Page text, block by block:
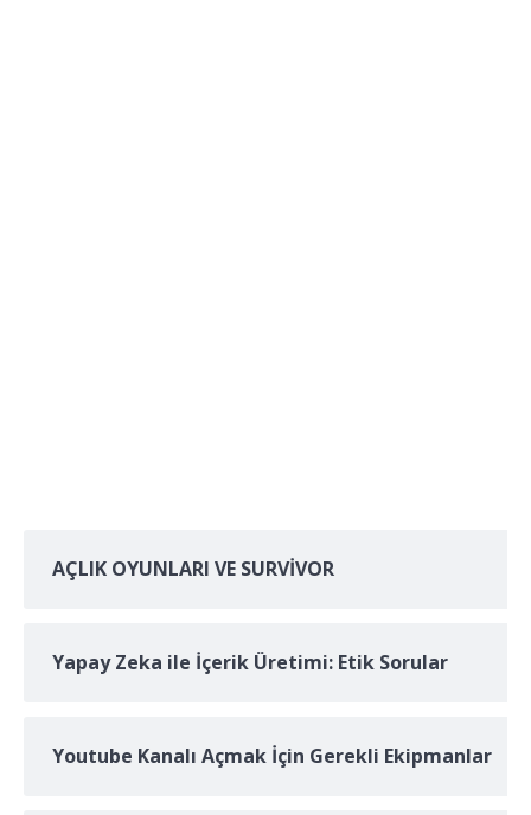
AÇLIK OYUNLARI VE SURVİVOR
Yapay Zeka ile İçerik Üretimi: Etik Sorular
Youtube Kanalı Açmak İçin Gerekli Ekipmanlar